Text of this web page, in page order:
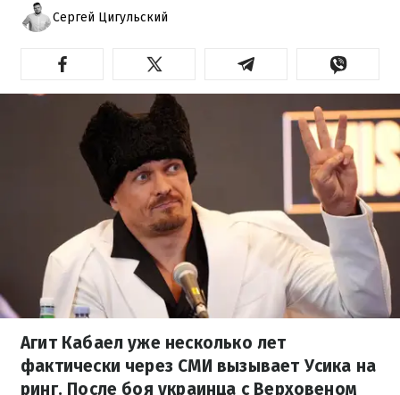
Сергей Цигульский
Агит Кабаел уже несколько лет
фактически через СМИ вызывает Усика на
ринг. После боя украинца с Верховеном